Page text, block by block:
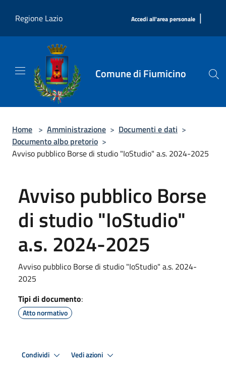
Regione Lazio
Accedi all'area personale |
Comune di Fiumicino
Home > Amministrazione > Documenti e dati >
Documento albo pretorio >
Avviso pubblico Borse di studio "IoStudio" a.s. 2024-2025
Avviso pubblico Borse
di studio "IoStudio"
a.s. 2024-2025
Avviso pubblico Borse di studio "IoStudio" a.s. 2024-
2025
Tipi di documento:
Atto normativo
Condividi Vedi azioni